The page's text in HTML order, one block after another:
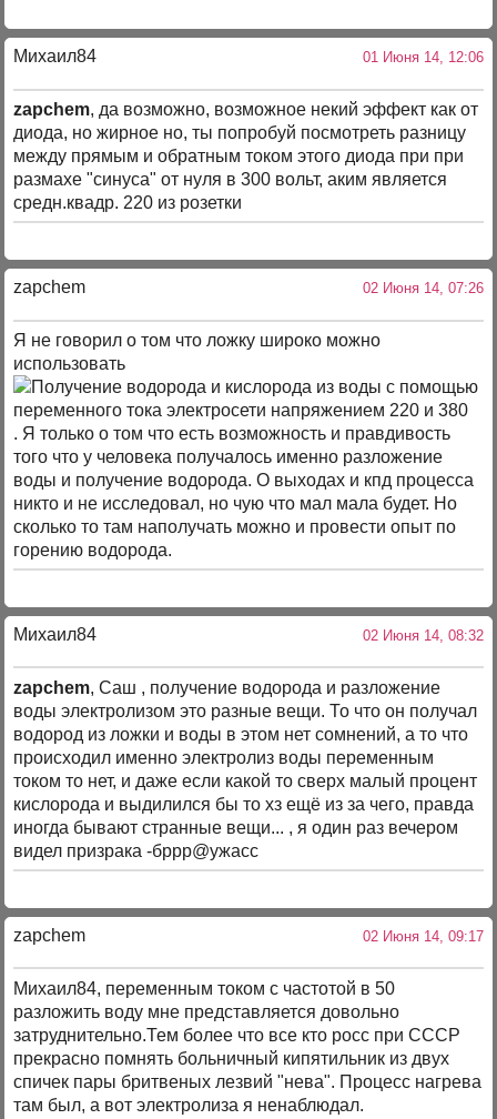
Михаил84 01 Июня 14, 12:06
zapchem, да возможно, возможное некий эффект как от
диода, но жирное но, ты попробуй посмотреть разницу
между прямым и обратным током этого диода при при
размахе "синуса" от нуля в 300 вольт, аким является
средн.квадр. 220 из розетки
zapchem 02 Июня 14, 07:26
Я не говорил о том что ложку широко можно
использовать
. Я только о том что есть возможность и правдивость
того что у человека получалось именно разложение
воды и получение водорода. О выходах и кпд процесса
никто и не исследовал, но чую что мал мала будет. Но
сколько то там наполучать можно и провести опыт по
горению водорода.
Михаил84 02 Июня 14, 08:32
zapchem, Саш , получение водорода и разложение
воды электролизом это разные вещи. То что он получал
водород из ложки и воды в этом нет сомнений, а то что
происходил именно электролиз воды переменным
током то нет, и даже если какой то сверх малый процент
кислорода и выдилился бы то хз ещё из за чего, правда
иногда бывают странные вещи... , я один раз вечером
видел призрака -бррр@ужасс
zapchem 02 Июня 14, 09:17
Михаил84, переменным током с частотой в 50
разложить воду мне представляется довольно
затруднительно.Тем более что все кто росс при СССР
прекрасно помнять больничный кипятильник из двух
спичек пары бритвеных лезвий "нева". Процесс нагрева
там был, а вот электролиза я ненаблюдал.